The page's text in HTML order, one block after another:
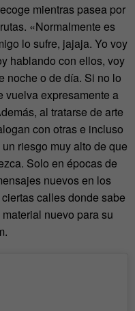
mientras pasea por
«Normalmente es
lo sufre, jajaja. Yo voy
hablando con ellos, voy
noche o de día. Si no lo
vuelva expresamente a
al tratarse de arte
con otras e incluso
riesgo muy alto de que
Solo en épocas de
nuevos en los
calles donde sabe
nuevo para su